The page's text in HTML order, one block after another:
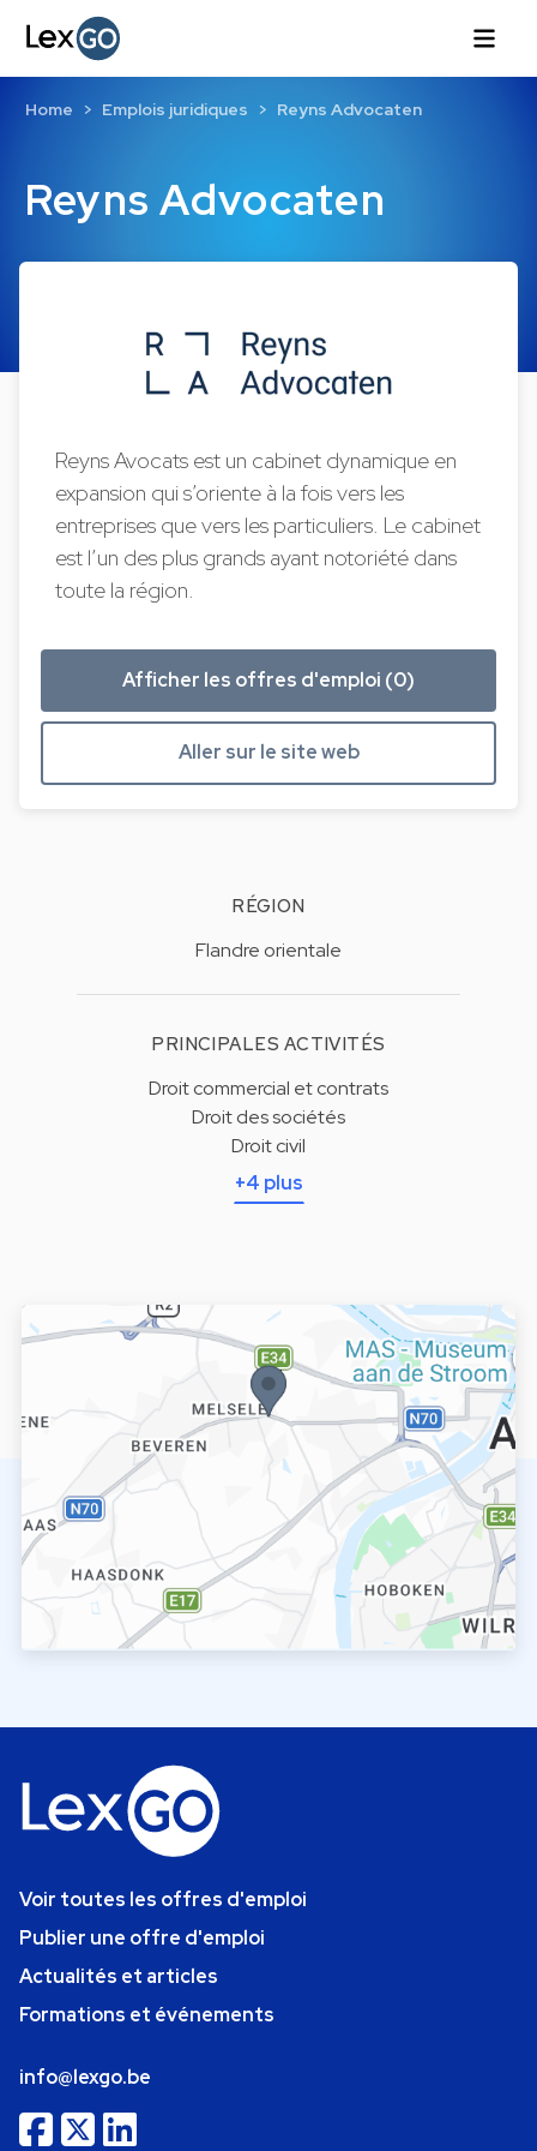
Reyns Advocaten
Home Emplois juridiques Reyns Advocaten
Reyns Avocats est un cabinet dynamique en
expansion qui s’oriente à la fois vers les
entreprises que vers les particuliers. Le cabinet
est l’un des plus grands ayant notoriété dans
toute la région.
Afficher les offres d'emploi (0)
Aller sur le site web
RÉGION
Flandre orientale
PRINCIPALES ACTIVITÉS
Droit commercial et contrats
Droit des sociétés
Droit civil
+4 plus
Voir toutes les offres d'emploi
Publier une offre d'emploi
Actualités et articles
Formations et événements
info@lexgo.be